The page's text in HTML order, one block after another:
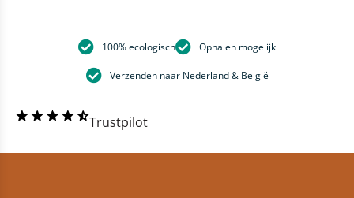
100% ecologisch Ophalen mogelijk
Verzenden naar Nederland & België
Trustpilot